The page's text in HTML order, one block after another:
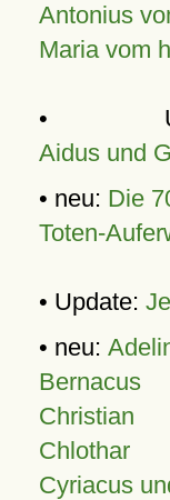
Antonius
Maria vom
•
Aidus und
• neu: Die
Toten-
• Update:
• neu:
Bernacus
Christian
Chlothar
Cyriacus